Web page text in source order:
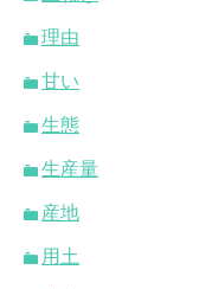
理由
甘い
生態
生産量
産地
用土